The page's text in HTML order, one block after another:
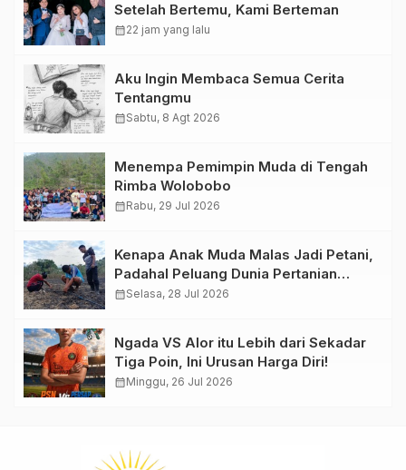
Setelah Bertemu, Kami Berteman
calendar_month22 jam yang lalu
Aku Ingin Membaca Semua Cerita
Tentangmu
calendar_monthSabtu, 8 Agt 2026
Menempa Pemimpin Muda di Tengah
Rimba Wolobobo
calendar_monthRabu, 29 Jul 2026
Kenapa Anak Muda Malas Jadi Petani,
Padahal Peluang Dunia Pertanian
Menjanjikan?
calendar_monthSelasa, 28 Jul 2026
Ngada VS Alor itu Lebih dari Sekadar
Tiga Poin, Ini Urusan Harga Diri!
calendar_monthMinggu, 26 Jul 2026